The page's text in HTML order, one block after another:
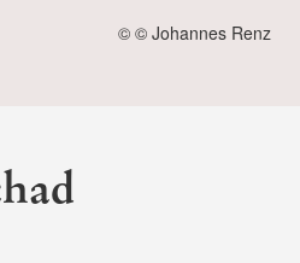
© © Johannes Renz